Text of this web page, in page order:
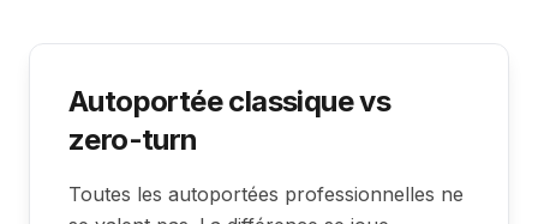
Autoportée classique vs
zero-turn
Toutes les autoportées professionnelles ne